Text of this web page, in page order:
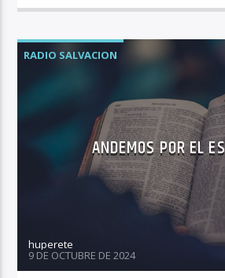
RADIO SALVACION
ANDEMOS POR EL
huperete
9 DE OCTUBRE DE 2024